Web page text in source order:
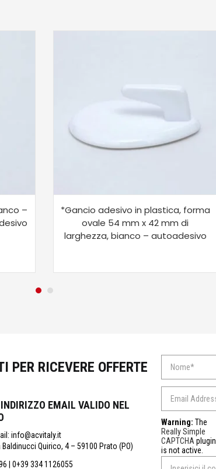
–
*Gancio adesivo in plastica, forma
ovale 54 mm x 42 mm di
larghezza, bianco – autoadesivo
PER RICEVERE OFFERTE
EMAIL VALIDO NEL
info@acvitaly.it
Baldinucci Quirico, 4 – 59100 Prato (PO)
| 0+39 334 1126055
Warning: The
Really Simple
CAPTCHA plugin
is not active.